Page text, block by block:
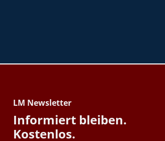
LM Newsletter
Informiert bleiben.
Kostenlos.